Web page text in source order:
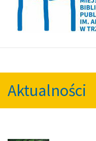
Aktualności